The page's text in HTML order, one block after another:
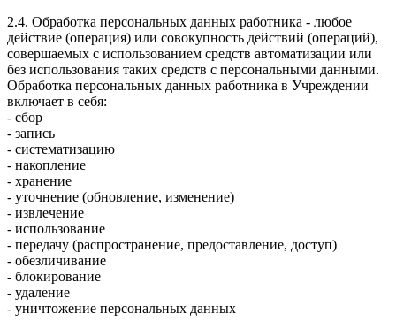
2.4. Обработка персональных данных работника - любое
действие (операция) или совокупность действий (операций),
совершаемых с использованием средств автоматизации или
без использования таких средств с персональными данными.
Обработка персональных данных работника в Учреждении
включает в себя:
- сбор
- запись
- систематизацию
- накопление
- хранение
- уточнение (обновление, изменение)
- извлечение
- использование
- передачу (распространение, предоставление, доступ)
- обезличивание
- блокирование
- удаление
- уничтожение персональных данных